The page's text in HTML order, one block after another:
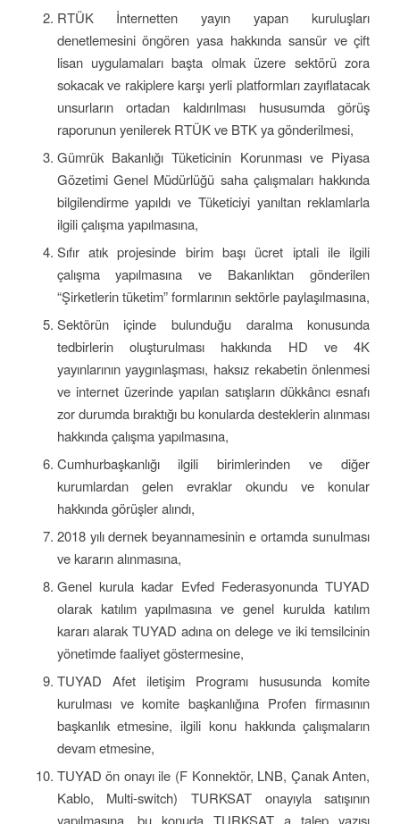
RTÜK İnternetten yayın yapan kuruluşları
denetlemesini öngören yasa hakkında sansür ve çift
lisan uygulamaları başta olmak üzere sektörü zora
sokacak ve rakiplere karşı yerli platformları zayıflatacak
unsurların ortadan kaldırılması hususumda görüş
raporunun yenilerek RTÜK ve BTK ya gönderilmesi,
Gümrük Bakanlığı Tüketicinin Korunması ve Piyasa
Gözetimi Genel Müdürlüğü saha çalışmaları hakkında
bilgilendirme yapıldı ve Tüketiciyi yanıltan reklamlarla
ilgili çalışma yapılmasına,
Sıfır atık projesinde birim başı ücret iptali ile ilgili
çalışma yapılmasına ve Bakanlıktan gönderilen
“Şirketlerin tüketim” formlarının sektörle paylaşılmasına,
Sektörün içinde bulunduğu daralma konusunda
tedbirlerin oluşturulması hakkında HD ve 4K
yayınlarının yaygınlaşması, haksız rekabetin önlenmesi
ve internet üzerinde yapılan satışların dükkâncı esnafı
zor durumda bıraktığı bu konularda desteklerin alınması
hakkında çalışma yapılmasına,
Cumhurbaşkanlığı ilgili birimlerinden ve diğer
kurumlardan gelen evraklar okundu ve konular
hakkında görüşler alındı,
2018 yılı dernek beyannamesinin e ortamda sunulması
ve kararın alınmasına,
Genel kurula kadar Evfed Federasyonunda TUYAD
olarak katılım yapılmasına ve genel kurulda katılım
kararı alarak TUYAD adına on delege ve iki temsilcinin
yönetimde faaliyet göstermesine,
TUYAD Afet iletişim Programı hususunda komite
kurulması ve komite başkanlığına Profen firmasının
başkanlık etmesine, ilgili konu hakkında çalışmaların
devam etmesine,
TUYAD ön onayı ile (F Konnektör, LNB, Çanak Anten,
Kablo, Multi-switch) TURKSAT onayıyla satışının
yapılmasına, bu konuda TURKSAT a talep yazısı